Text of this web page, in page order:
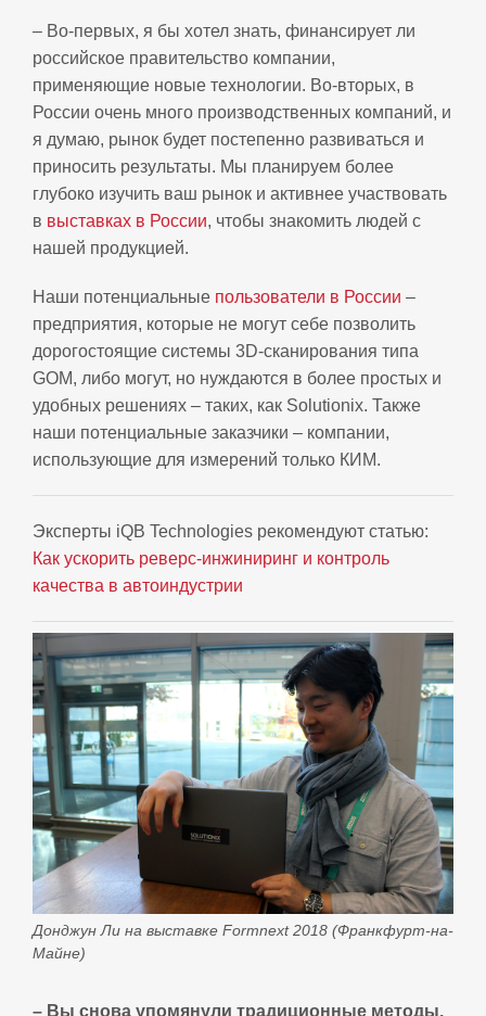
– Во-первых, я бы хотел знать, финансирует ли
российское правительство компании,
применяющие новые технологии. Во-вторых, в
России очень много производственных компаний, и
я думаю, рынок будет постепенно развиваться и
приносить результаты. Мы планируем более
глубоко изучить ваш рынок и активнее участвовать
в выставках в России, чтобы знакомить людей с
нашей продукцией.
Наши потенциальные пользователи в России –
предприятия, которые не могут себе позволить
дорогостоящие системы 3D-сканирования типа
GOM, либо могут, но нуждаются в более простых и
удобных решениях – таких, как Solutionix. Также
наши потенциальные заказчики – компании,
использующие для измерений только КИМ.
Эксперты iQB Technologies рекомендуют статью:
Как ускорить реверс-инжиниринг и контроль
качества в автоиндустрии
Донджун Ли на выставке Formnext 2018 (Франкфурт-на-
Майне)
– Вы снова упомянули традиционные методы.